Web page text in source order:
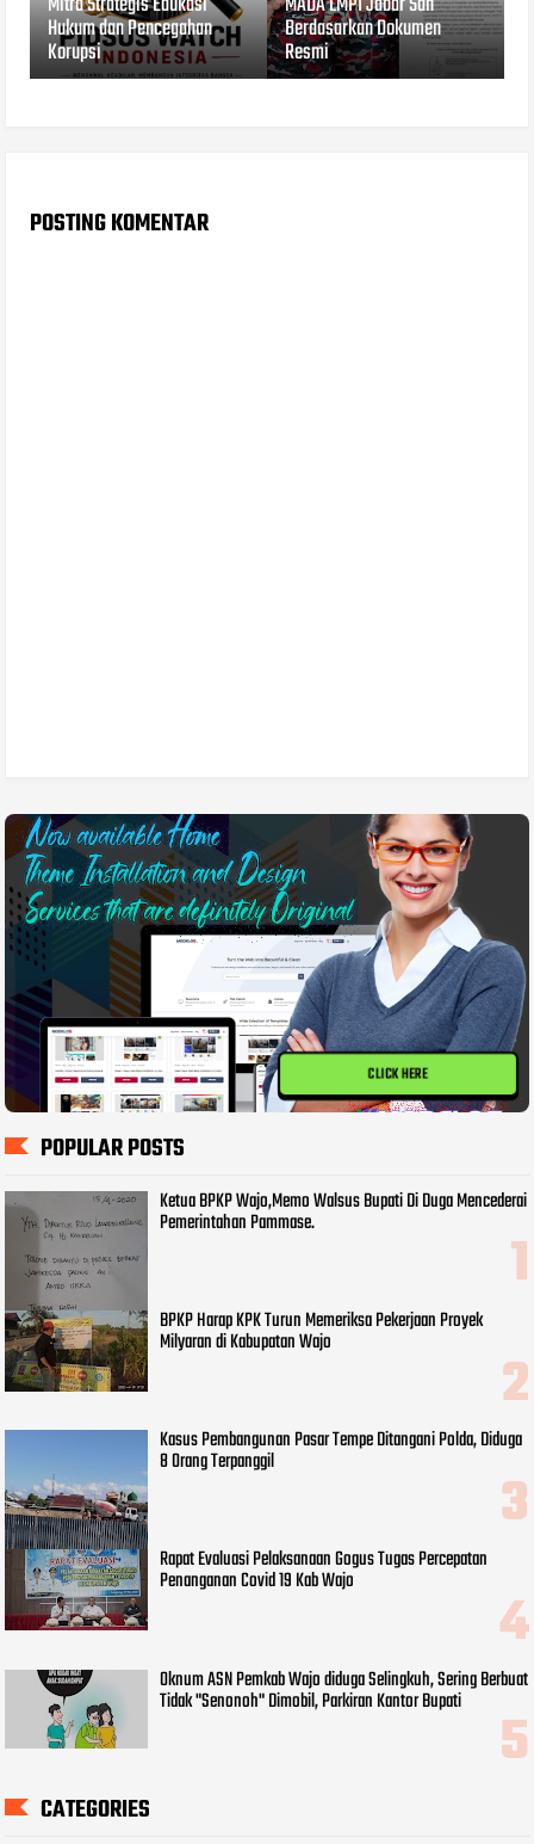
Hukum dan Pencegahan
Korupsi
Berdasarkan Dokumen
Resmi
POSTING KOMENTAR
CLICK HERE
POPULAR POSTS
Ketua BPKP Wajo,Memo Walsus Bupati Di Duga Mencederai
Pemerintahan Pammase.
BPKP Harap KPK Turun Memeriksa Pekerjaan Proyek
Milyaran di Kabupatan Wajo
Kasus Pembangunan Pasar Tempe Ditangani Polda, Diduga
8 Orang Terpanggil
Rapat Evaluasi Pelaksanaan Gogus Tugas Percepatan
Penanganan Covid 19 Kab Wajo
Oknum ASN Pemkab Wajo diduga Selingkuh, Sering Berbuat
Tidak "Senonoh" Dimobil, Parkiran Kantor Bupati
CATEGORIES